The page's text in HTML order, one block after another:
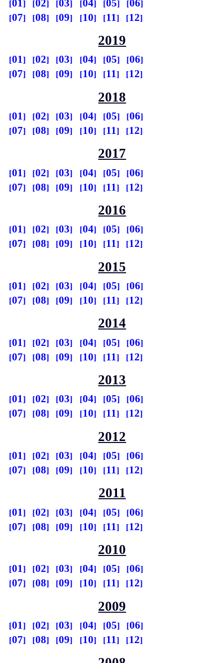
01 02 03 04 05
06
07
08 09 10 11 12
2019
01 02 03 04 05
06
07
08 09 10 11 12
2018
01 02 03 04 05
06
07
08 09 10 11 12
2017
01 02 03 04 05
06
07
08 09 10 11 12
2016
01 02 03 04 05
06
07
08 09 10 11 12
2015
01 02 03 04 05
06
07
08 09 10 11 12
2014
01 02 03 04 05
06
07
08 09 10 11 12
2013
01 02 03 04 05
06
07
08 09 10 11 12
2012
01 02 03 04 05
06
07
08 09 10 11 12
2011
01 02 03 04 05
06
07
08 09 10 11 12
2010
01 02 03 04 05
06
07
08 09 10 11 12
2009
01 02 03 04 05
06
07
08 09 10 11 12